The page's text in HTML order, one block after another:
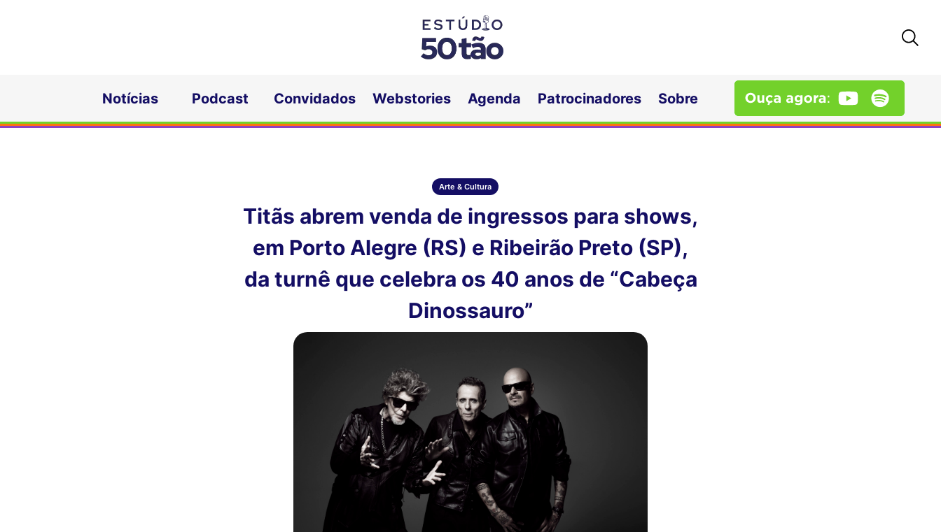
Notícias Podcast Convidados Webstories Agenda Patrocinadores Sobre
Arte & Cultura
Titãs abrem venda de ingressos para shows,
em Porto Alegre (RS) e Ribeirão Preto (SP),
da turnê que celebra os 40 anos de “Cabeça
Dinossauro”